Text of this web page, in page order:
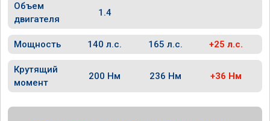
Объем
двигателя
1.4
Мощность 140 л.с. 165 л.с. +25 л.с.
Крутящий
момент
200 Нм 236 Нм +36 Нм